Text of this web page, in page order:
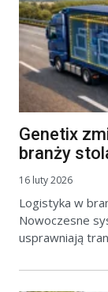
Genetix
branży
16 luty 2026
Logistyka w
Nowoczesne
usprawniają